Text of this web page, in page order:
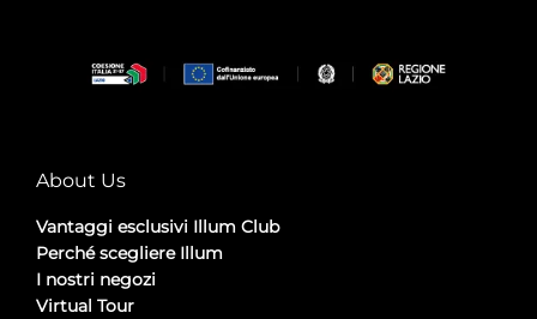
About Us
Vantaggi esclusivi Illum Club
Perché scegliere Illum
I nostri negozi
Virtual Tour